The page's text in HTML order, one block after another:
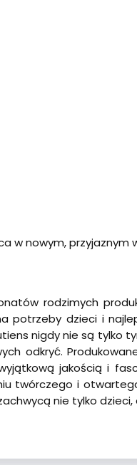
w nowym, przyjaznym
rodzimych
potrzeby dzieci i
nigdy nie są tylko
odkryć.
jakością i
twórczego i
nie tylko